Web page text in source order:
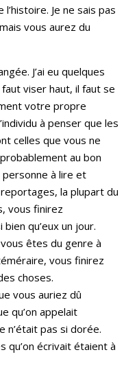
Je ne sais pas
vous aurez du
J’ai eu quelques
viser haut, il faut se
votre propre
à penser que les
celles que vous ne
au bon
à lire et
la plupart du
vous finirez
qu’eux un jour.
êtes du genre à
vous finirez
choses.
vous auriez dû
qu’on appelait
n’était pas si dorée.
qu’on écrivait étaient à